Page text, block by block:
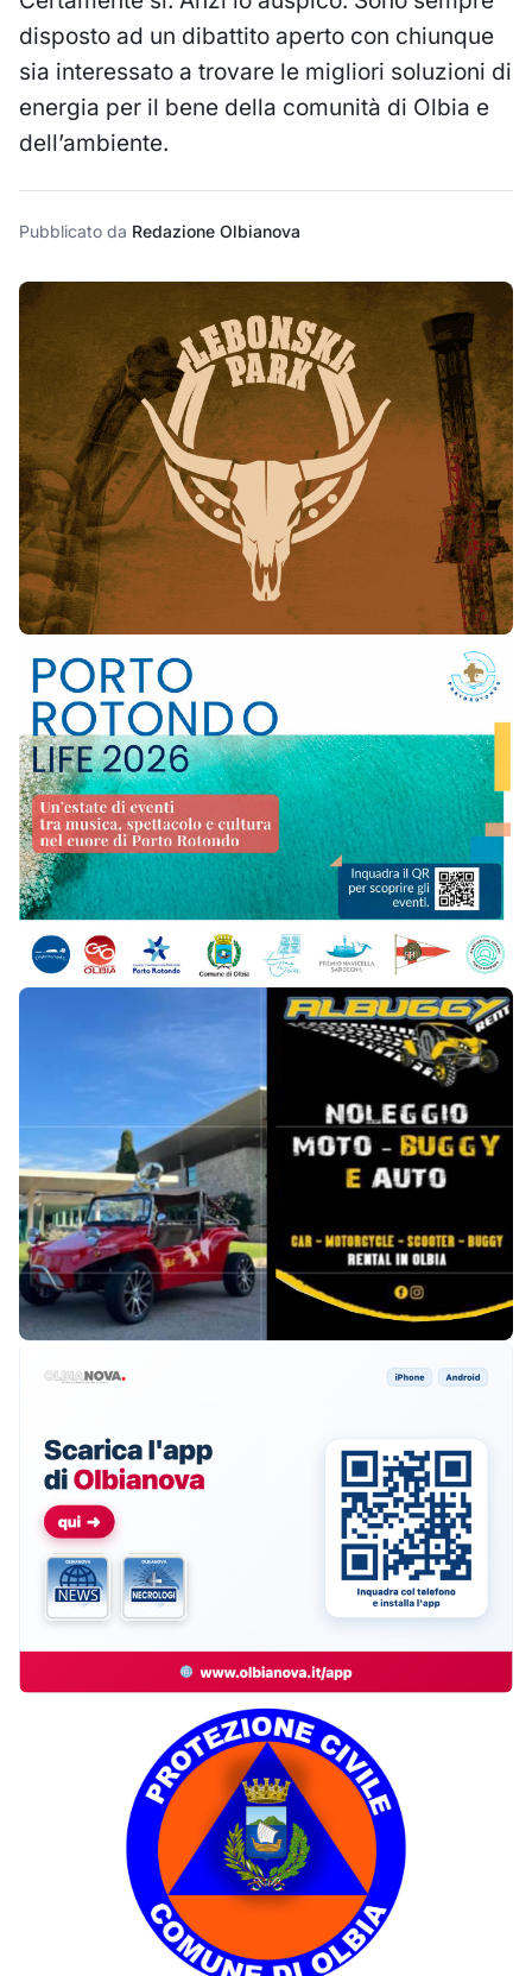
disposto ad un dibattito aperto con chiunque
sia interessato a trovare le migliori soluzioni di
energia per il bene della comunità di Olbia e
dell’ambiente.
Pubblicato da Redazione Olbianova